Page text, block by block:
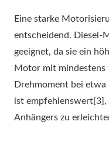
Eine starke
entscheidend. Diesel-
geeignet, da sie ein
Motor mit mindestens
Drehmoment bei
ist empfehlenswert[3],
Anhängers zu